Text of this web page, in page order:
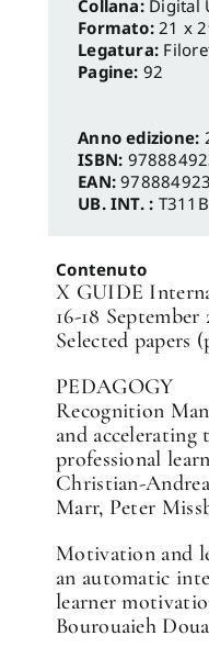
Digital
Formato:21 x
Legatura:
Pagine: 92
Anno edizione:
ISBN:
EAN:
UB. INT. : T311B
Contenuto
X GUIDE
16-18 September
Selected papers
PEDAGOGY
Recognition
and accelerating
professional
Christian-
Marr, Peter
Motivation and
an automatic
learner
Bourouaieh